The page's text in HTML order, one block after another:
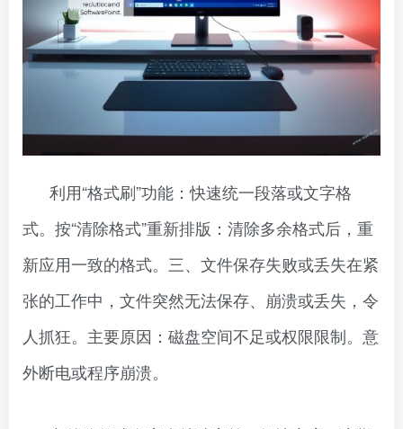
利用“格式刷”功能：快速统一段落或文字格
式。按“清除格式”重新排版：清除多余格式后，重
新应用一致的格式。三、文件保存失败或丢失在紧
张的工作中，文件突然无法保存、崩溃或丢失，令
人抓狂。主要原因：磁盘空间不足或权限限制。意
外断电或程序崩溃。